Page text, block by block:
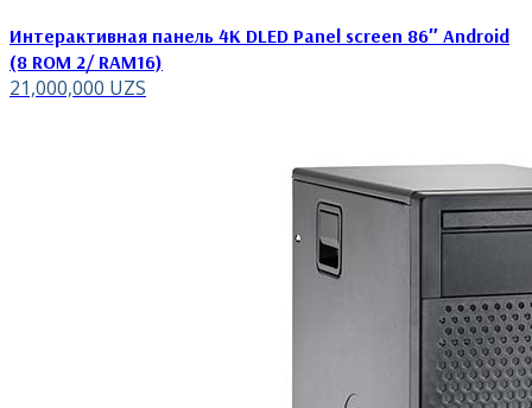
Интерактивная панель 4K DLED Panel screen 86″ Android
(8 ROM 2/ RAM16)
21,000,000 UZS